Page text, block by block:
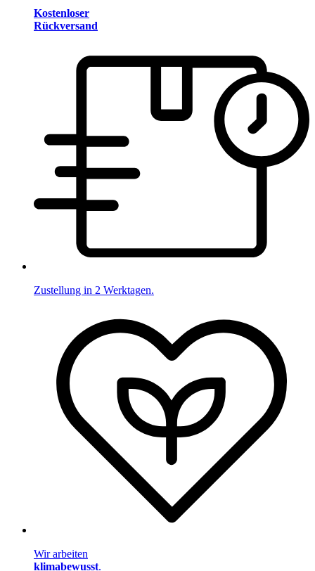
Kostenloser
Rückversand
Zustellung in 2 Werktagen.
Wir arbeiten
klimabewusst.